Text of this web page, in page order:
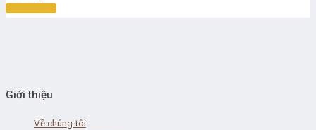
Giới thiệu
Về chúng tôi